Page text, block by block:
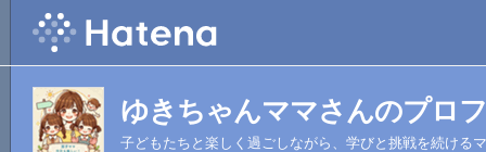
ゆきちゃんママさんのプロ
子どもたちと楽しく過ごしながら、学びと挑戦を続ける